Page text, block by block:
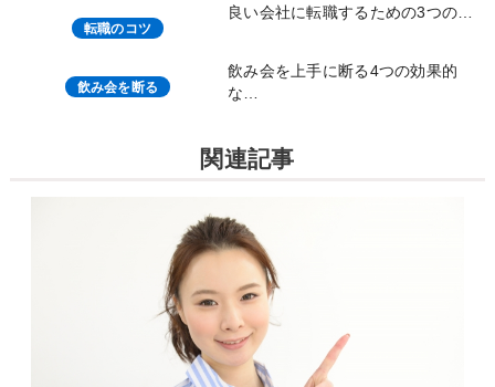
転職のコツ
良い会社に転職するための3つの…
飲み会を断る
飲み会を上手に断る4つの効果的
な…
関連記事